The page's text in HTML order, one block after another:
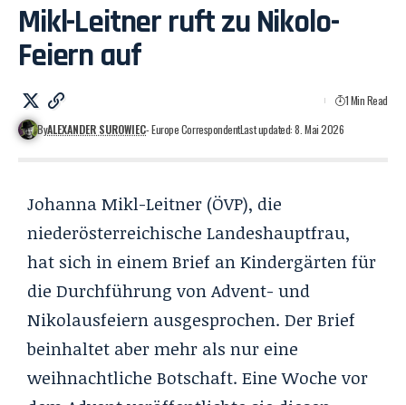
Mikl-Leitner ruft zu Nikolo-
Feiern auf
ByALEXANDER SUROWIEC- Europe CorrespondentLast updated: 8. Mai 2026
1 Min Read
Johanna Mikl-Leitner (ÖVP), die
niederösterreichische Landeshauptfrau,
hat sich in einem Brief an Kindergärten für
die Durchführung von Advent- und
Nikolausfeiern ausgesprochen. Der Brief
beinhaltet aber mehr als nur eine
weihnachtliche Botschaft. Eine Woche vor